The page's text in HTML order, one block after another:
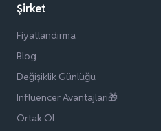
Şirket
Fiyatlandırma
Blog
Değişiklik Günlüğü
Influencer Avantajları🎁
Ortak Ol